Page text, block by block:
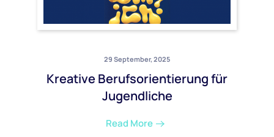
29 September, 2025
Kreative Berufsorientierung für
Jugendliche
Read More